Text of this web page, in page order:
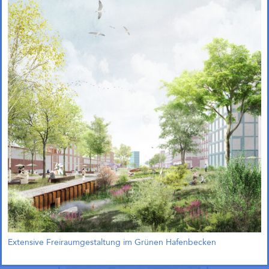
Quartier Green Campus
Leverkusen (1. Preis)
Extensive Freiraumgestaltung im Grünen Hafenbecken